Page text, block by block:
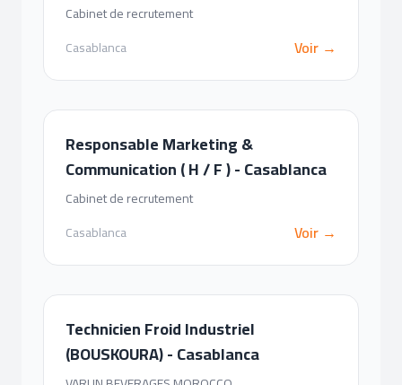
Cabinet de recrutement
Casablanca
Voir →
Responsable Marketing &
Communication ( H / F ) - Casablanca
Cabinet de recrutement
Casablanca
Voir →
Technicien Froid Industriel
(BOUSKOURA) - Casablanca